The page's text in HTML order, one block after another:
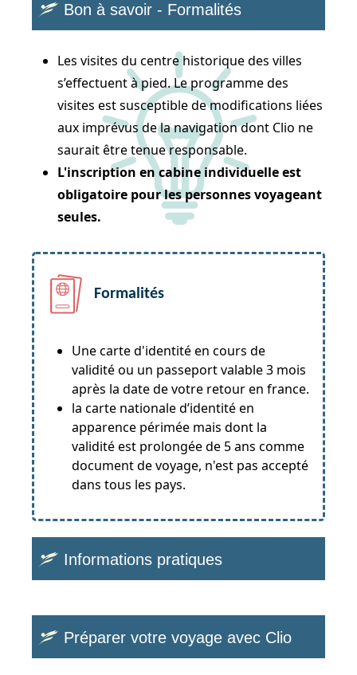
Bon à savoir - Formalités
Les visites du centre historique des villes
s’effectuent à pied. Le programme des
visites est susceptible de modifications liées
aux imprévus de la navigation dont Clio ne
saurait être tenue responsable.
L'inscription en cabine individuelle est
obligatoire pour les personnes voyageant
seules.
Formalités
Une carte d'identité en cours de
validité ou un passeport valable 3 mois
après la date de votre retour en france.
la carte nationale d’identité en
apparence périmée mais dont la
validité est prolongée de 5 ans comme
document de voyage, n'est pas accepté
dans tous les pays.
Informations pratiques
Préparer votre voyage avec Clio